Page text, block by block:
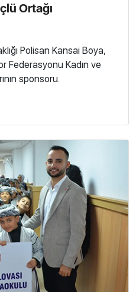
Ortağı
Polisan Kansai Boya,
Federasyonu Kadın ve
sponsoru.